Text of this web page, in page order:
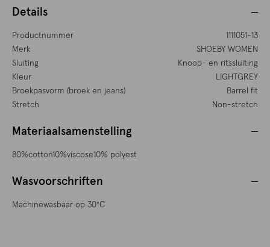
Details
Productnummer
1111051-13
Merk
SHOEBY WOMEN
Sluiting
Knoop- en ritssluiting
Kleur
LIGHTGREY
Broekpasvorm (broek en jeans)
Barrel fit
Stretch
Non-stretch
Materiaalsamenstelling
80%cotton10%viscose10% polyest
Wasvoorschriften
Machinewasbaar op 30°C